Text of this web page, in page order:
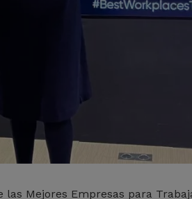
Mejores Empresas para